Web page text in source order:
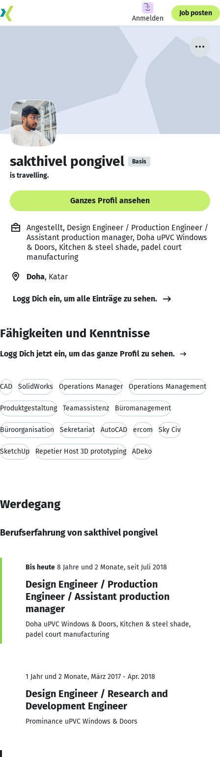
Anmelden
Job posten
sakthivel pongivel Basis
is travelling.
Ganzes Profil ansehen
Angestellt, Design Engineer / Production Engineer /
Assistant production manager, Doha uPVC Windows
& Doors, Kitchen & steel shade, padel court
manufacturing
Doha, Katar
Logg Dich ein, um alle Einträge zu sehen.
Fähigkeiten und Kenntnisse
Logg Dich jetzt ein, um das ganze Profil zu sehen.
CAD SolidWorks Operations Manager Operations Management
Produktgestaltung Teamassistenz Büromanagement
Büroorganisation Sekretariat AutoCAD ercom Sky Civ
SketchUp Repetier Host 3D prototyping ADeko
Werdegang
Berufserfahrung von sakthivel pongivel
Bis heute 8 Jahre und 2 Monate, seit Juli 2018
Design Engineer / Production
Engineer / Assistant production
manager
Doha uPVC Windows & Doors, Kitchen & steel shade,
padel court manufacturing
1 Jahr und 2 Monate, März 2017 - Apr. 2018
Design Engineer / Research and
Development Engineer
Prominance uPVC Windows & Doors